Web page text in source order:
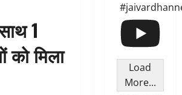
1
को मिला
Load
More...